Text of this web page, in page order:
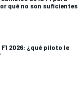
qué no son suficientes
2026: ¿qué piloto le